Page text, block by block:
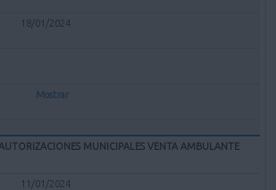
18/01/2024
Mostrar
MUNICIPALES VENTA AMBULANTE
11/01/2024